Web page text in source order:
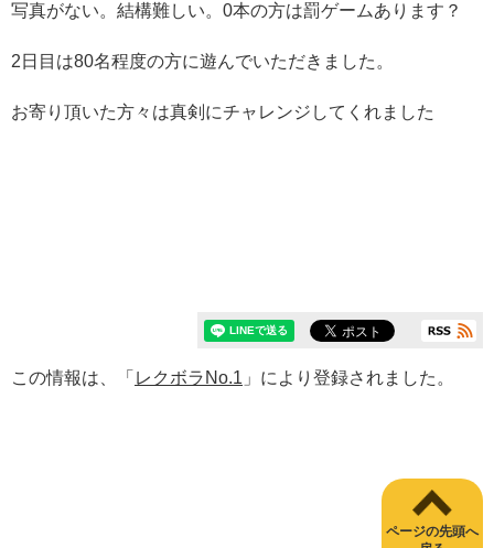
写真がない。結構難しい。0本の方は罰ゲームあります？
2日目は80名程度の方に遊んでいただきました。
お寄り頂いた方々は真剣にチャレンジしてくれました
この情報は、「 レクボラNo.1 」により登録されました。
ページの先頭へ